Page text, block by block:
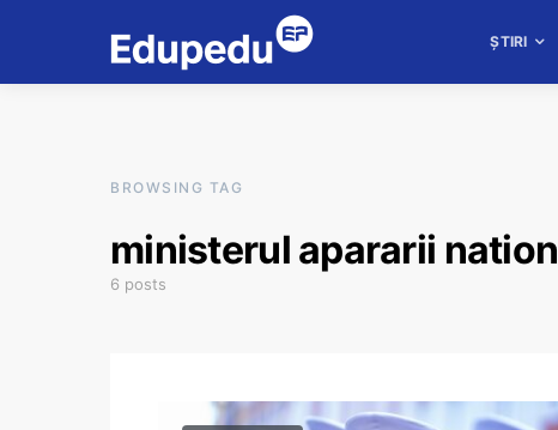
ȘTIRI
BROWSING TAG
ministerul apararii
6 posts